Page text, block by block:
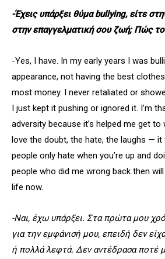
-Έχεις υπάρξει θύμα bullying, είτε
στην επαγγελματική σου ζωή; Πώς το
-Yes, I have. In my early years I was
appearance, not having the best
most money. I never retaliated or
I just kept it pushing or ignored it. I’m
adversity because it’s helped me get to
love the doubt, the hate, the laughs — it
people only hate when you’re up and
people who did me wrong back then
life now.
-Ναι, έχω υπάρξει. Στα πρώτα μου
για την εμφάνισή μου, επειδή δεν
ή πολλά λεφτά. Δεν αντέδρασα ποτέ